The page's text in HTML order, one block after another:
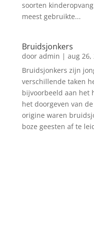
soorten
meest gebruikte...
Bruidsjonkers
door admin | aug 26,
Bruidsjonkers zijn
verschillende taken
bijvoorbeeld aan het
het doorgeven van
origine waren
boze geesten af te